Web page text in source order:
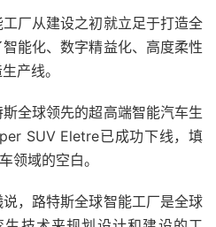
厂从建设之初就立足于打造全
能化、数字精益化、高度柔性
产线。
全球领先的超高端智能汽车生
SUV Eletre已成功下线，填
领域的空白。
，路特斯全球智能工厂是全球